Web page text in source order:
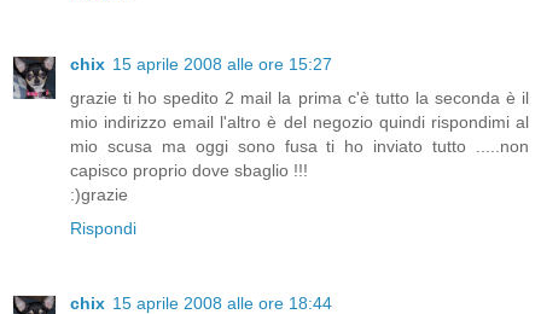
chix 15 aprile 2008 alle ore 15:27
grazie ti ho spedito 2 mail la prima c'è tutto la seconda è il
mio indirizzo email l'altro è del negozio quindi rispondimi al
mio scusa ma oggi sono fusa ti ho inviato tutto .....non
capisco proprio dove sbaglio !!!
:)grazie
Rispondi
chix 15 aprile 2008 alle ore 18:44